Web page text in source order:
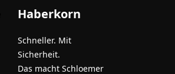
Haberkorn
Schneller. Mit
Sicherheit.
Das macht Schloemer